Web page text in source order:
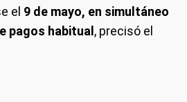
el 9 de mayo, en simultáneo
pagos habitual , precisó el